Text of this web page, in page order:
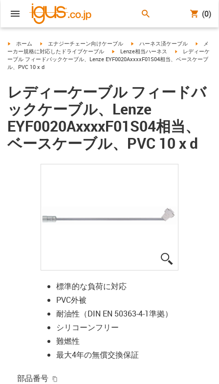
(0)
igus-icon-arrow-right
ホーム igus-icon-arrow-right
エナジーチェーン向けケーブル igus-icon-arrow-right
ハーネス済ケーブル igus-
メ
ーカー規格に対応したドライブケーブル
igus-icon-arrow-right
Lenze相当ハーネス igus-icon-arrow-
レディーケ
ーブル フィードバックケーブル、Lenze EYF0020AxxxxF01S04相当、ベースケーブ
ル、PVC 10 x d
レディーケーブル フィードバ
ックケーブル、Lenze
EYF0020AxxxxF01S04相当、
ベースケーブル、PVC 10 x d
標準的な負荷に対応
PVC外被
耐油性（DIN EN 50363-4-1準拠）
シリコーンフリー
難燃性
最大4年の無償交換保証
部品番号